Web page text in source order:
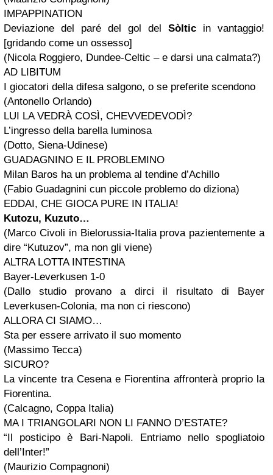
IMPAPPINATION
Deviazione del paré del gol del Sòltic in vantaggio!
[gridando come un ossesso]
(Nicola Roggiero, Dundee-Celtic – e darsi una calmata?)
AD LIBITUM
I giocatori della difesa salgono, o se preferite scendono
(Antonello Orlando)
LUI LA VEDRÀ COSÌ, CHEVVEDEVODÌ?
L’ingresso della barella luminosa
(Dotto, Siena-Udinese)
GUADAGNINO E IL PROBLEMINO
Milan Baros ha un problema al tendine d’Achillo
(Fabio Guadagnini cun piccole problemo do diziona)
EDDAI, CHE GIOCA PURE IN ITALIA!
Kutozu, Kuzuto…
(Marco Civoli in Bielorussia-Italia prova pazientemente a
dire “Kutuzov”, ma non gli viene)
ALTRA LOTTA INTESTINA
Bayer-Leverkusen 1-0
(Dallo studio provano a dirci il risultato di Bayer
Leverkusen-Colonia, ma non ci riescono)
ALLORA CI SIAMO…
Sta per essere arrivato il suo momento
(Massimo Tecca)
SICURO?
La vincente tra Cesena e Fiorentina affronterà proprio la
Fiorentina.
(Calcagno, Coppa Italia)
MA I TRIANGOLARI NON LI FANNO D’ESTATE?
“Il posticipo è Bari-Napoli. Entriamo nello spogliatoio
dell’Inter!”
(Maurizio Compagnoni)